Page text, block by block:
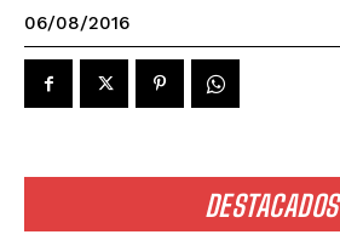
DESTACADOS
06/08/2016